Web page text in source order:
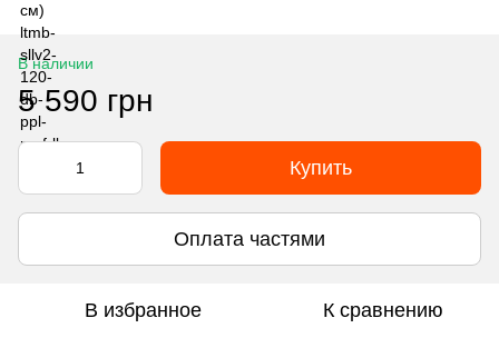
В наличии
5 590 грн
Купить
Оплата частями
В избранное К сравнению